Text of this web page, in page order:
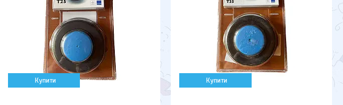
Купити Купити